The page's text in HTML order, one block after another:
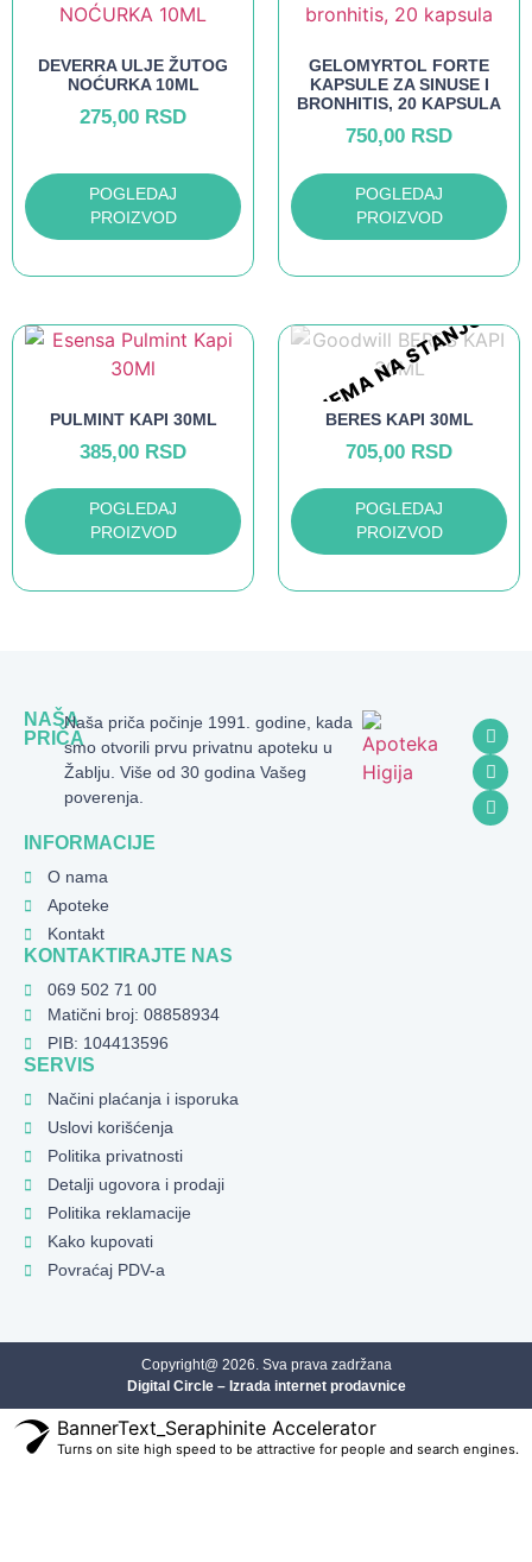
DEVERRA ULJE ŽUTOG
NOĆURKA 10ML
275,00 RSD
POGLEDAJ
PROIZVOD
GELOMYRTOL FORTE
KAPSULE ZA SINUSE I
BRONHITIS, 20 KAPSULA
750,00 RSD
POGLEDAJ
PROIZVOD
PULMINT KAPI 30ML
385,00 RSD
POGLEDAJ
PROIZVOD
NEMA NA STANJU
BERES KAPI 30ML
705,00 RSD
POGLEDAJ
PROIZVOD
NAŠA
PRIČA
Naša priča počinje 1991. godine, kada
smo otvorili prvu privatnu apoteku u
Žablju. Više od 30 godina Vašeg
poverenja.
INFORMACIJE
O nama
Apoteke
Kontakt
KONTAKTIRAJTE NAS
069 502 71 00
Matični broj: 08858934
PIB: 104413596
SERVIS
Načini plaćanja i isporuka
Uslovi korišćenja
Politika privatnosti
Detalji ugovora i prodaji
Politika reklamacije
Kako kupovati
Povraćaj PDV-a
Copyright@ 2026. Sva prava zadržana
Digital Circle – Izrada internet prodavnice
BannerText_Seraphinite Accelerator
Turns on site high speed to be attractive for people and search engines.